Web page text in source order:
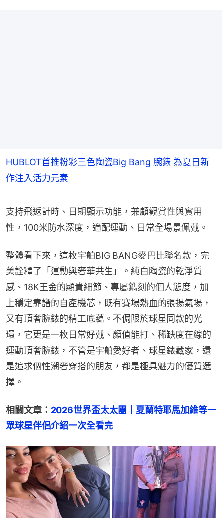
HUBLOT首推粉彩三色陶瓷Big Bang 腕錶 為夏日新
作注入活力元素
支持飛返計時、日期顯示功能，兼顧觀賞性與實用
性，100米防水深度，適配運動、日常全場景佩戴。
整體看下來，這枚宇舶BIG BANG麥巴比聯名款，完
美詮釋了「運動與奢華共生」。純白陶瓷的乾淨質
感、18K王金的顯貴細節、專屬鐫刻的個人態度，加
上穩定靠譜的自產機芯，既有賽場熱血的張揚氣場，
又有頂奢腕錶的精工底藴。不侷限於球星同款的光
環，它更是一枚日常好戴、顏值能打、稀缺度在線的
運動頂奢腕錶，不管是宇舶愛好者、球星錶藏家，還
是追求個性潮奢穿搭的朋友，都是極具魅力的優質選
擇。
相關文章： 2026世界盃太太團｜夏蘭特耶馬加維等一
眾球星伴侶介紹一次全看完